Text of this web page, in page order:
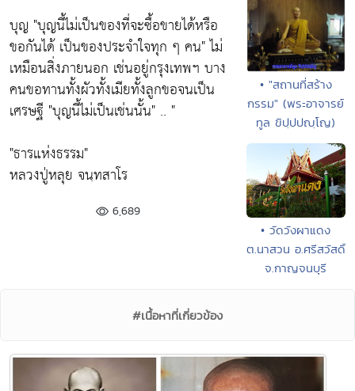
บุญ "บุญนี้ไม่เป็นของที่จะซื้อขายได้หรือ
ขอกันได้ เป็นของประจำใจทุก ๆ คน" ไม่
เหมือนสิ่งภายนอก เช่นอยู่กรุงเทพฯ บาง
คนขอทานทั้งผัวทั้งเมียทั้งลูกขอจนเป็น
เศรษฐี "บุญนี้ไม่เป็นเช่นนั้น" .. "
"ธารแห่งธรรม"
หลวงปู่หลุย จนฺทสาโร
6,689
• "สถานที่สร้าง
กรรม" (พระอาจารย์
ทูล ขิปฺปปญฺโญ)
• วัดวังผาแดง
ต.นาสวน อ.ศรีสวัสดิ์
จ.กาญจนบุรี
#เนื้อหาที่เกี่ยวข้อง